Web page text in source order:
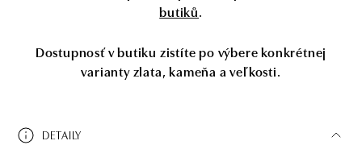
butiků.
Dostupnosť v butiku zistíte po výbere konkrétnej
varianty zlata, kameňa a veľkosti.
DETAILY